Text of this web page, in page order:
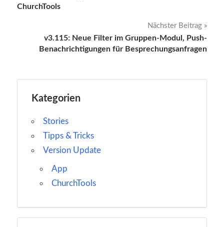
ChurchTools
Nächster Beitrag
v3.115: Neue Filter im Gruppen-Modul, Push-
Benachrichtigungen für Besprechungsanfragen
Kategorien
Stories
Tipps & Tricks
Version Update
App
ChurchTools